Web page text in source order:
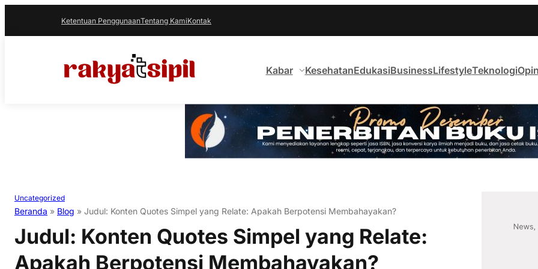
Ketentuan PenggunaanTentang KamiKontak
Kabar KesehatanEdukasiBusinessLifestyleTeknologi
Uncategorized
Beranda » Blog » Judul: Konten Quotes Simpel yang Relate: Apakah Berpotensi Membahayakan?
Judul: Konten Quotes Simpel yang Relate:
Apakah Berpotensi Membahayakan?